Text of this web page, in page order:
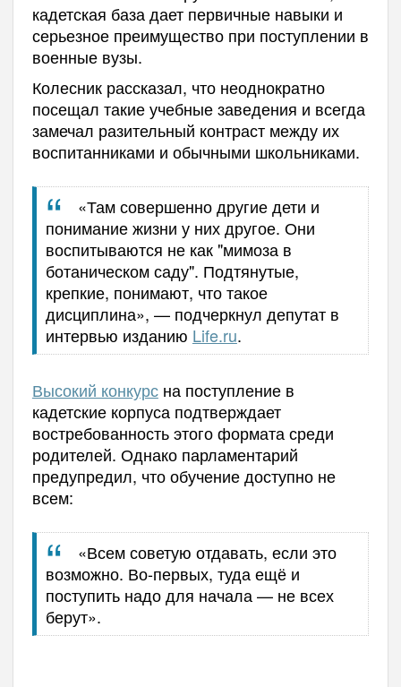
кадетская база дает первичные навыки и
серьезное преимущество при поступлении в
военные вузы.
Колесник рассказал, что неоднократно
посещал такие учебные заведения и всегда
замечал разительный контраст между их
воспитанниками и обычными школьниками.
«Там совершенно другие дети и
понимание жизни у них другое. Они
воспитываются не как "мимоза в
ботаническом саду". Подтянутые,
крепкие, понимают, что такое
дисциплина», — подчеркнул депутат в
интервью изданию Life.ru.
Высокий конкурсна поступление в
кадетские корпуса подтверждает
востребованность этого формата среди
родителей. Однако парламентарий
предупредил, что обучение доступно не
всем:
«Всем советую отдавать, если это
возможно. Во-первых, туда ещё и
поступить надо для начала — не всех
берут».